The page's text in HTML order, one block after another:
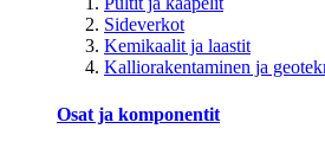
Sideverkot
Kemikaalit ja laastit
Kalliorakentaminen ja
Osat ja komponentit